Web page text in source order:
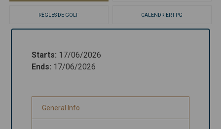
Starts
Ends
RÈGLES DE GOLF CALENDRIER FPG
Starts: 17/06/2026
Ends: 17/06/2026
General Info